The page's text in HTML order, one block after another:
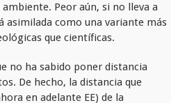
Peor aún, si no lleva a
asimilada como una variante más
que científicas.
no ha sabido poner distancia
De hecho, la distancia que
en adelante EE) de la